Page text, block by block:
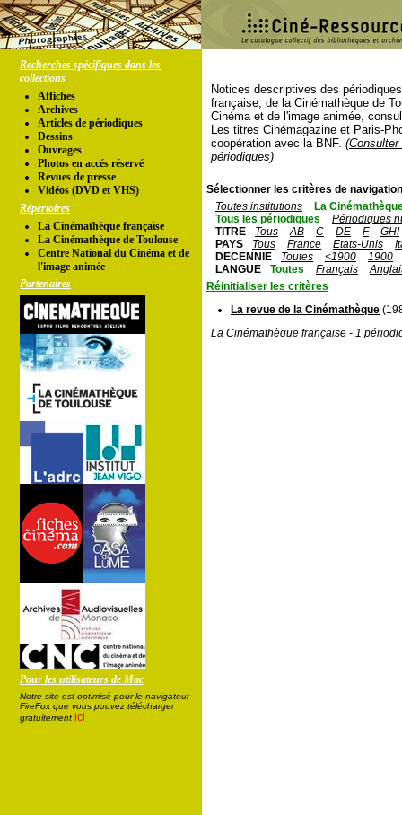
Recherches spécifiques dans les
collections
Affiches
Archives
Articles de périodiques
Dessins
Ouvrages
Photos en accés réservé
Revues de presse
Vidéos (DVD et VHS)
Répertoires
La Cinémathèque française
La Cinémathèque de Toulouse
Centre National du Cinéma et de
l'image animée
Partenaires
Pour les utilisateurs de Mac
Notre site est optimisé pour le navigateur
FireFox que vous pouvez télécharger
gratuitement ici
Notices descriptives des
française, de la Cinémathèque de
Cinéma et de l'image animée,
Les titres Cinémagazine et Paris-
coopération avec la BNF.
périodiques)
Sélectionner les critères de
Toutes institutions
La
Tous les périodiques
Périodiques
TITRE
Tous AB C DE F
GHI
PAYS
Tous France Etats-Unis
DECENNIE
Toutes <1900
1900
LANGUE
Toutes Français
Réinitialiser les critères
La revue de la Cinémathèque
La Cinémathèque française - 1